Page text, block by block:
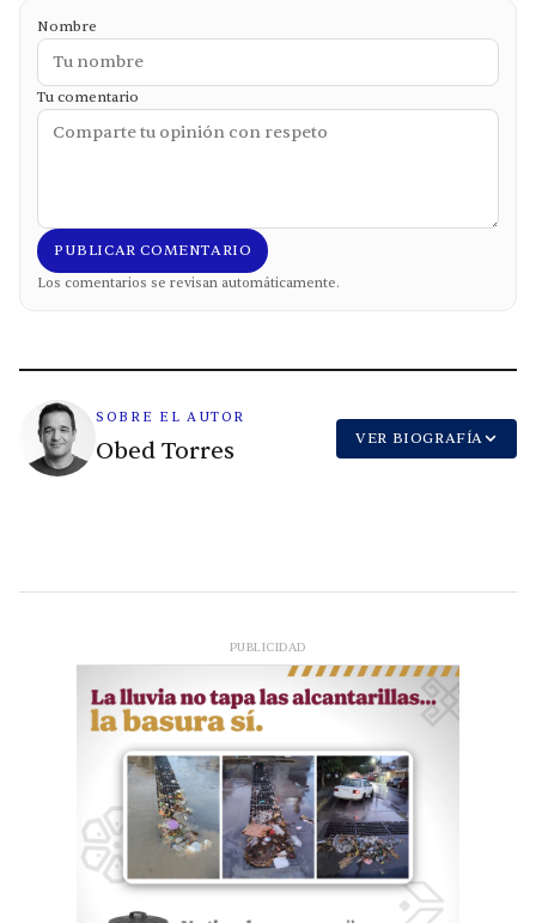
Nombre
Tu comentario
PUBLICAR COMENTARIO
Los comentarios se revisan automáticamente.
SOBRE EL AUTOR
Obed Torres VER BIOGRAFÍA
PUBLICIDAD